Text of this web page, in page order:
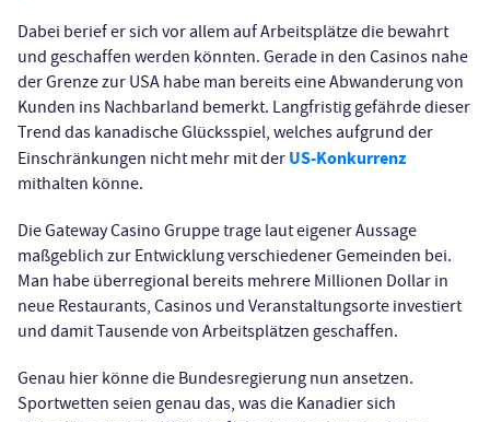
Dabei berief er sich vor allem auf Arbeitsplätze die bewahrt
und geschaffen werden könnten. Gerade in den Casinos nahe
der Grenze zur USA habe man bereits eine Abwanderung von
Kunden ins Nachbarland bemerkt. Langfristig gefährde dieser
Trend das kanadische Glücksspiel, welches aufgrund der
Einschränkungen nicht mehr mit der US-Konkurrenz
mithalten könne.
Die Gateway Casino Gruppe trage laut eigener Aussage
maßgeblich zur Entwicklung verschiedener Gemeinden bei.
Man habe überregional bereits mehrere Millionen Dollar in
neue Restaurants, Casinos und Veranstaltungsorte investiert
und damit Tausende von Arbeitsplätzen geschaffen.
Genau hier könne die Bundesregierung nun ansetzen.
Sportwetten seien genau das, was die Kanadier sich